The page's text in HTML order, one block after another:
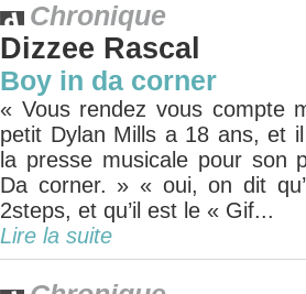
Chronique
Dizzee Rascal
Boy in da corner
« Vous rendez vous compte
petit Dylan Mills a 18 ans, et
la presse musicale pour son
Da corner. » « oui, on dit
2steps, et qu’il est le « Gif...
Lire la suite